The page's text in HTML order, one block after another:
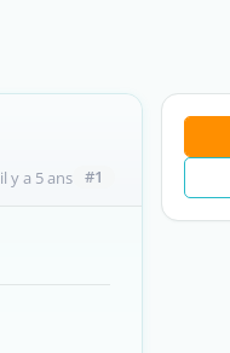
il y a 5 ans #1